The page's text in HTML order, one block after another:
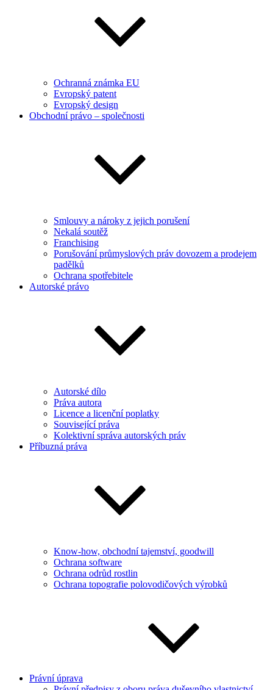
Ochranná známka EU
Evropský patent
Evropský design
Obchodní právo – společnosti
Smlouvy a nároky z jejich porušení
Nekalá soutěž
Franchising
Porušování průmyslových práv dovozem a prodejem
padělků
Ochrana spotřebitele
Autorské právo
Autorské dílo
Práva autora
Licence a licenční poplatky
Související práva
Kolektivní správa autorských práv
Příbuzná práva
Know-how, obchodní tajemství, goodwill
Ochrana software
Ochrana odrůd rostlin
Ochrana topografie polovodičových výrobků
Právní úprava